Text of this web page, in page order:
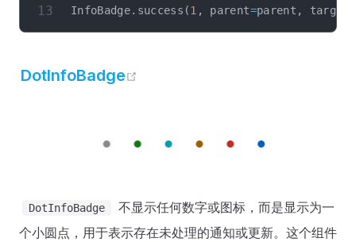
InfoBadge. success (1 , parent=parent , target
DotInfoBadge
DotInfoBadge
不显示任何数字或图标，而是显示为一
个小圆点，用于表示存在未处理的通知或更新。这个组件